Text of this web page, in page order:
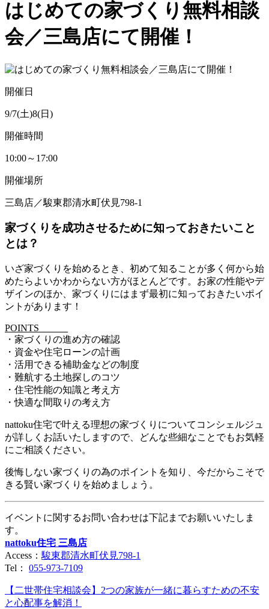
はじめての家づくり無料相談
会／三島店にて開催！
開催日
9/7(土)8(日)
開催時間
10:00～17:00
開催場所
三島店／駿東郡清水町伏見798-1
家づくりを成功させるために知っておきたいこと
とは？
いざ家づくりを始めるとき、初めて知ることが多く何から始
めたらよいかわからない方がほとんどです。お家の性能やデ
ザインのほか、家づくりにはまず最初に知っておきたいポイ
ントがあります！
POINTS
・家づくりの進め方の確認
・資金や住宅ローンの計画
・活用できる補助金などの制度
・難航する土地探しのコツ
・住宅性能の知識と考え方
・快適な間取りの考え方
nattoku住宅で叶える理想の家づくりについてコンシェルジュ
が詳しくお話いたしますので、どんな些細なことでもお気軽
にご相談ください。
後悔しない家づくりの為のポイントを知り、今だからこそで
きる賢い家づくりを始めましょう。
イベントに関するお問い合わせは下記までお願いいたしま
す。
nattoku住宅 三島店
Access： 駿東郡清水町伏見798-1
Tel： 055-973-7109
【二世帯住宅相談会】2つの家族が一緒に暮らすための不安
と心配事を解消！